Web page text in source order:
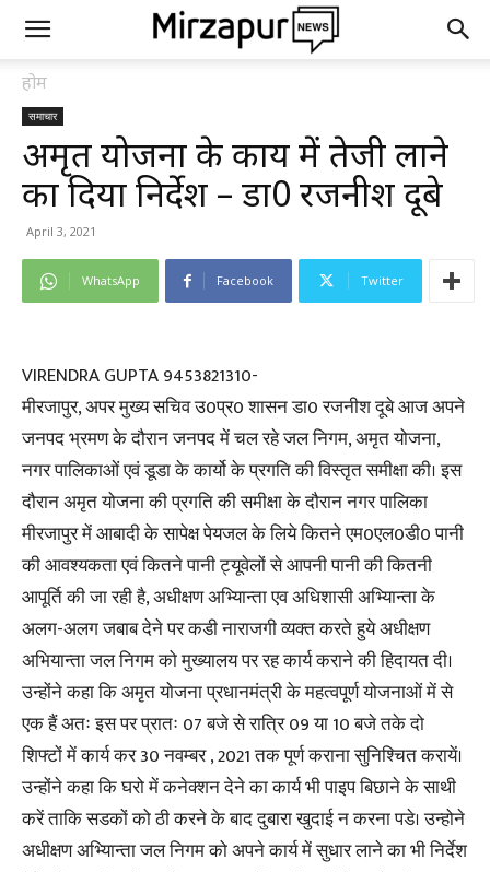
होम
समाचार
अमृत योजना के कार्य में तेजी लाने
का दिया निर्देश – डा0 रजनीश दूबे
April 3, 2021
WhatsApp Facebook Twitter
VIRENDRA GUPTA 9453821310-
मीरजापुर, अपर मुख्य सचिव उ0प्र0 शासन डा0 रजनीश दूबे आज अपने
जनपद भ्रमण के दौरान जनपद में चल रहे जल निगम, अमृत योजना,
नगर पालिकाओं एवं डूडा के कार्यो के प्रगति की विस्तृत समीक्षा की। इस
दौरान अमृत योजना की प्रगति की समीक्षा के दौरान नगर पालिका
मीरजापुर में आबादी के सापेक्ष पेयजल के लिये कितने एम0एल0डी0 पानी
की आवश्यकता एवं कितने पानी ट्यूवेलों से आपनी पानी की कितनी
आपूर्ति की जा रही है, अधीक्षण अभ्यिान्ता एव अधिशासी अभ्यिान्ता के
अलग-अलग जबाब देने पर कडी नाराजगी व्यक्त करते हुये अधीक्षण
अभियान्ता जल निगम को मुख्यालय पर रह कार्य कराने की हिदायत दी।
उन्होंने कहा कि अमृत योजना प्रधानमंत्री के महत्वपूर्ण योजनाओं में से
एक हैं अतः इस पर प्रातः 07 बजे से रात्रि 09 या 10 बजे तके दो
शिफ्टों में कार्य कर 30 नवम्बर , 2021 तक पूर्ण कराना सुनिश्चित करायें।
उन्होंने कहा कि घरो में कनेक्शन देने का कार्य भी पाइप बिछाने के साथी
करें ताकि सडकों को ठी करने के बाद दुबारा खुदाई न करना पडे। उन्होने
अधीक्षण अभ्यिान्ता जल निगम को अपने कार्य में सुधार लाने का भी निर्देश